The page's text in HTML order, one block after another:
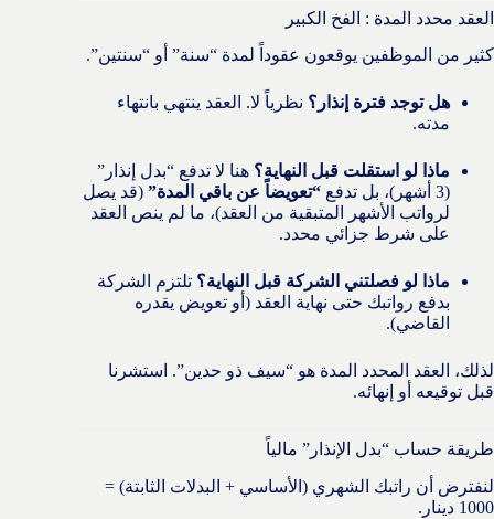
العقد محدد المدة : الفخ الكبير
كثير من الموظفين يوقعون عقوداً لمدة “سنة” أو “سنتين”.
هل توجد فترة إنذار؟ نظرياً لا. العقد ينتهي بانتهاء
مدته.
ماذا لو استقلت قبل النهاية؟ هنا لا تدفع “بدل إنذار”
(3 أشهر)، بل تدفع
“تعويضاً عن باقي المدة” (قد يصل
لرواتب الأشهر المتبقية من العقد)، ما لم ينص العقد
على شرط جزائي محدد.
ماذا لو فصلتني الشركة قبل النهاية؟ تلتزم الشركة
بدفع رواتبك حتى نهاية العقد (أو تعويض يقدره
القاضي).
لذلك، العقد المحدد المدة هو “سيف ذو حدين”. استشرنا
قبل توقيعه أو إنهائه.
طريقة حساب “بدل الإنذار” مالياً
لنفترض أن راتبك الشهري (الأساسي + البدلات الثابتة) =
1000 دينار.